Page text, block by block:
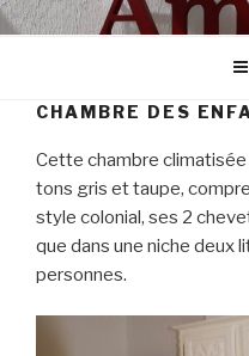
Aller
au
AMBRE
Notre appartement à Tartane
CHAMBRE DES
Cette chambre climatisée
tons gris et taupe,
style colonial, ses 2
que dans une niche deux
personnes.